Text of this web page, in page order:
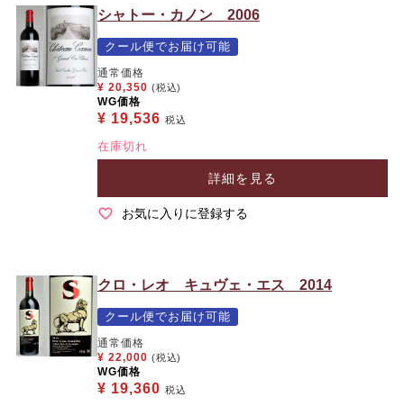
シャトー・カノン 2006
クール便でお届け可能
通常価格
¥ 20,350 (税込)
WG価格
¥ 19,536 税込
在庫切れ
詳細を見る
お気に入りに登録する
クロ・レオ キュヴェ・エス 2014
クール便でお届け可能
通常価格
¥ 22,000 (税込)
WG価格
¥ 19,360 税込